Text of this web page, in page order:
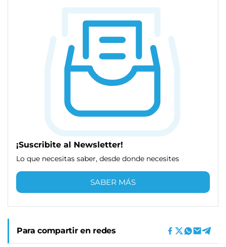
¡Suscribite al Newsletter!
Lo que necesitas saber, desde donde necesites
SABER MÁS
Para compartir en redes